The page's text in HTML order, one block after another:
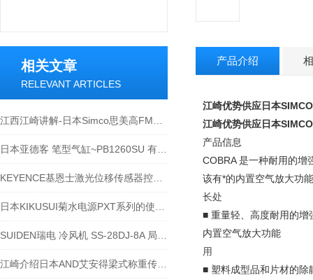
相关文章
RELEVANT ARTICLES
产品介绍
江崎优势供应日本
江崎优势供应日本
产品信息
COBRA 是一种耐用的增
该有*的内置空气放大功
长处
■ 重量轻、高度耐用的增
内置空气放大功能
用
■ 塑料成型品和片材的除